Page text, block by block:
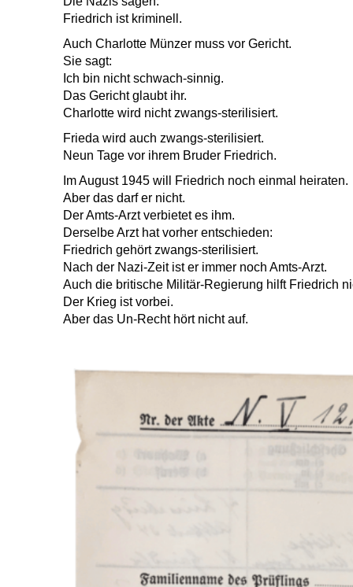
Friedrich ist kriminell.
Auch Charlotte Münzer muss vor Gericht.
Sie sagt:
Ich bin nicht schwach-sinnig.
Das Gericht glaubt ihr.
Charlotte wird nicht zwangs-sterilisiert.
Frieda wird auch zwangs-sterilisiert.
Neun Tage vor ihrem Bruder Friedrich.
Im August 1945 will Friedrich noch einmal heiraten.
Aber das darf er nicht.
Der Amts-Arzt verbietet es ihm.
Derselbe Arzt hat vorher entschieden:
Friedrich gehört zwangs-sterilisiert.
Nach der Nazi-Zeit ist er immer noch Amts-Arzt.
Auch die britische Militär-Regierung hilft Friedrich
Der Krieg ist vorbei.
Aber das Un-Recht hört nicht auf.